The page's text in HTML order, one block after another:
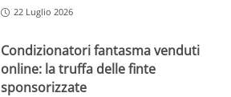
22 Luglio 2026
Condizionatori fantasma venduti
online: la truffa delle finte
sponsorizzate